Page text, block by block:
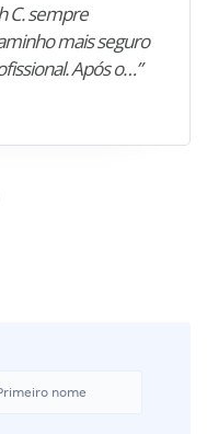
C. sempre
mais seguro
Após o…”